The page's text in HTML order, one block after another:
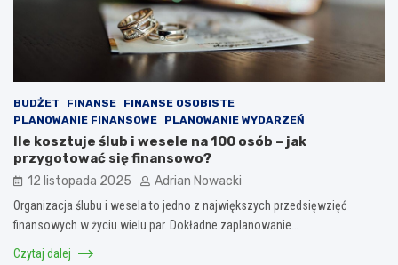
BUDŻET FINANSE
FINANSE OSOBISTE
PLANOWANIE FINANSOWE
PLANOWANIE WYDARZEŃ
Ile kosztuje ślub i wesele na 100 osób – jak
przygotować się finansowo?
12 listopada 2025 Adrian Nowacki
Organizacja ślubu i wesela to jedno z największych przedsięwzięć
finansowych w życiu wielu par. Dokładne zaplanowanie…
Czytaj dalej